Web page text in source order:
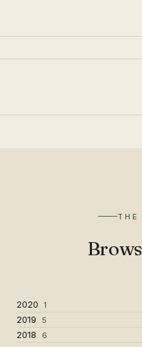
THE
2020 1
2019 5
2018 6